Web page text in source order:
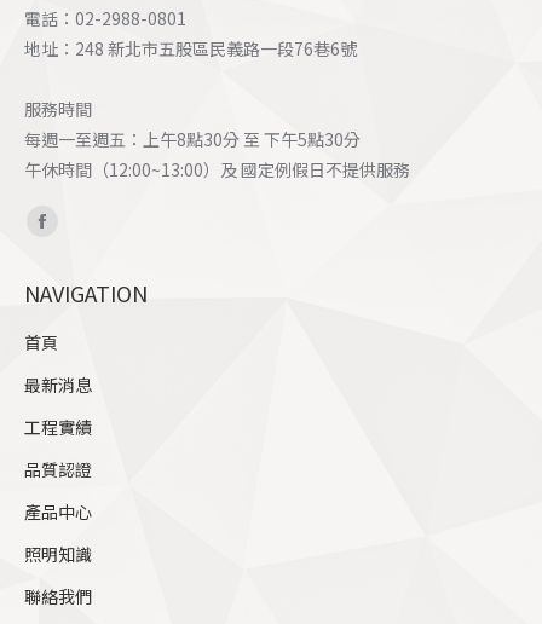
電話：02-2988-0801
地址：248 新北市五股區民義路一段76巷6號
服務時間
每週一至週五：上午8點30分 至 下午5點30分
午休時間（12:00~13:00）及 國定例假日不提供服務
Find us on:
Facebook
opens
window
NAVIGATION
首頁
最新消息
工程實績
品質認證
產品中心
照明知識
聯絡我們